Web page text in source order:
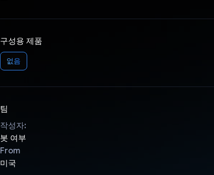
구성용 제품
없음
팀
작성자:
봇 여부
From
미국